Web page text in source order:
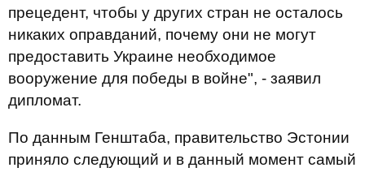
прецедент, чтобы у других стран не осталось
никаких оправданий, почему они не могут
предоставить Украине необходимое
вооружение для победы в войне", - заявил
дипломат.
По данным Генштаба, правительство Эстонии
приняло следующий и в данный момент самый